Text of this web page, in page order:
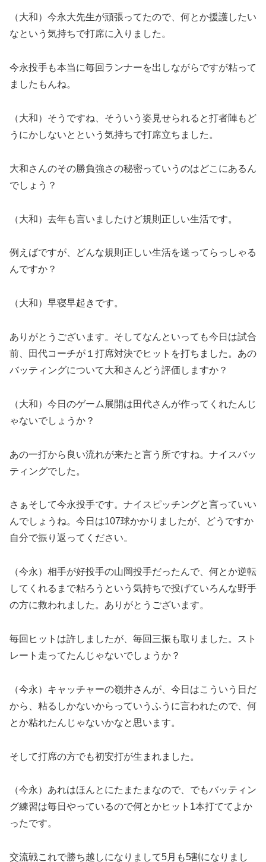
（大和）今永大先生が頑張ってたので、何とか援護したい
なという気持ちで打席に入りました。
今永投手も本当に毎回ランナーを出しながらですが粘って
ましたもんね。
（大和）そうですね、そういう姿見せられると打者陣もど
うにかしないとという気持ちで打席立ちました。
大和さんのその勝負強さの秘密っていうのはどこにあるん
でしょう？
（大和）去年も言いましたけど規則正しい生活です。
例えばですが、どんな規則正しい生活を送ってらっしゃる
んですか？
（大和）早寝早起きです。
ありがとうございます。そしてなんといっても今日は試合
前、田代コーチが１打席対決でヒットを打ちました。あの
バッティングについて大和さんどう評価しますか？
（大和）今日のゲーム展開は田代さんが作ってくれたんじ
ゃないでしょうか？
あの一打から良い流れが来たと言う所ですね。ナイスバッ
ティングでした。
さぁそして今永投手です。ナイスピッチングと言っていい
んでしょうね。今日は107球かかりましたが、どうですか
自分で振り返ってください。
（今永）相手が好投手の山岡投手だったんで、何とか逆転
してくれるまで粘ろうという気持ちで投げていろんな野手
の方に救われました。ありがとうございます。
毎回ヒットは許しましたが、毎回三振も取りました。スト
レート走ってたんじゃないでしょうか？
（今永）キャッチャーの嶺井さんが、今日はこういう日だ
から、粘るしかないからっていうふうに言われたので、何
とか粘れたんじゃないかなと思います。
そして打席の方でも初安打が生まれました。
（今永）あれはほんとにたまたまなので、でもバッティン
グ練習は毎日やっているので何とかヒット1本打ててよか
ったです。
交流戦これで勝ち越しになりまして5月も5割になりまし